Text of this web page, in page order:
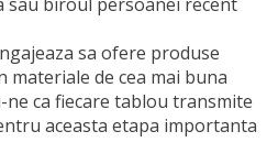
sa ofere produse
materiale de cea mai buna
ca fiecare tablou transmite
aceasta etapa importanta